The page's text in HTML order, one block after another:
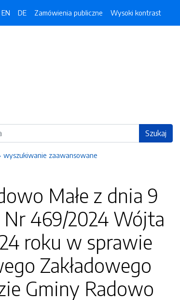
EN DE Zamówienia publiczne Wysoki kontrast
Szukaj
wyszukiwanie zaawansowane
Małe z dnia 9
Nr 469/2024 Wójta
roku w sprawie
Zakładowego
Gminy Radowo